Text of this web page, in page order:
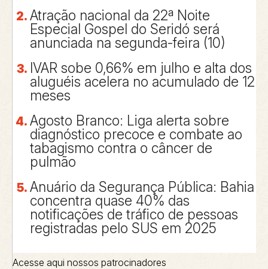
Atração nacional da 22ª Noite
Especial Gospel do Seridó será
anunciada na segunda-feira (10)
IVAR sobe 0,66% em julho e alta dos
aluguéis acelera no acumulado de 12
meses
Agosto Branco: Liga alerta sobre
diagnóstico precoce e combate ao
tabagismo contra o câncer de
pulmão
Anuário da Segurança Pública: Bahia
concentra quase 40% das
notificações de tráfico de pessoas
registradas pelo SUS em 2025
Acesse aqui nossos patrocinadores